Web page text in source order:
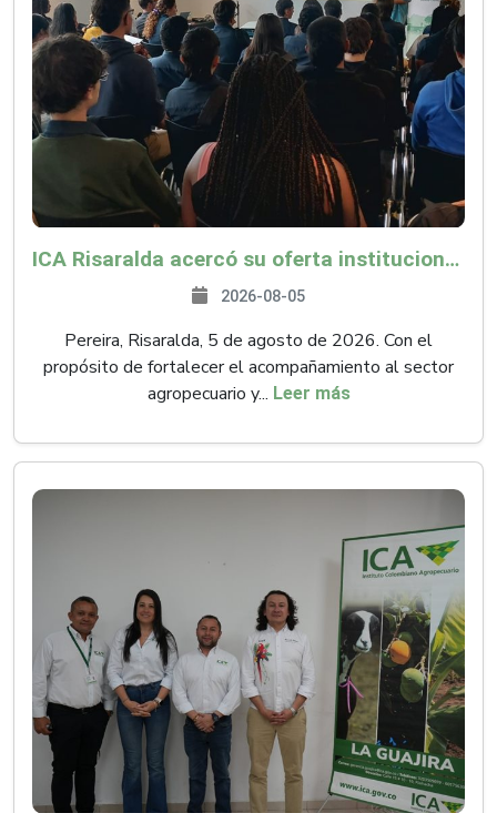
ICA Risaralda acercó su oferta institucional a productores y emprendedores en Expocamello
2026-08-05
Pereira, Risaralda, 5 de agosto de 2026. Con el
propósito de fortalecer el acompañamiento al sector
agropecuario y... Leer más